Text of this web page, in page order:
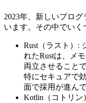
2023年、新しいプロ
います。その中でいく
Rust（ラスト）:
れたRustは、メ
両立させること
特にセキュアで
面で採用が進ん
Kotlin（コトリン